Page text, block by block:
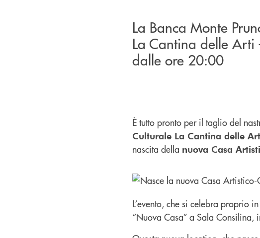
La Banca Monte
La Cantina delle
dalle ore 20:00
È tutto pronto per il taglio del
Culturale La Cantina delle
nascita della nuova Casa
L’evento, che si celebra proprio
“Nuova Casa” a Sala Consilina,